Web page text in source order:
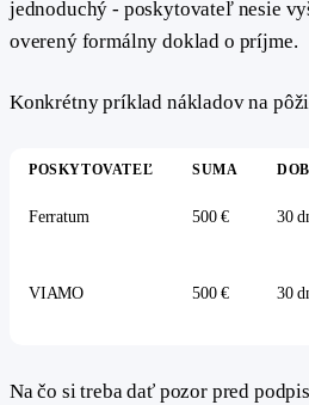
jednoduchý - poskytovateľ nesie
overený formálny doklad o príjme.
Konkrétny príklad nákladov na
POSKYTOVATEĽ SUMA
Ferratum 500 € 30
VIAMO 500 € 30
Na čo si treba dať pozor pred